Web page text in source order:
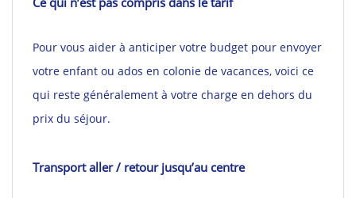
Pour vous aider à anticiper votre budget pour envoyer
votre enfant ou ados en colonie de vacances, voici ce
qui reste généralement à votre charge en dehors du
prix du séjour.
Transport aller / retour jusqu’au centre